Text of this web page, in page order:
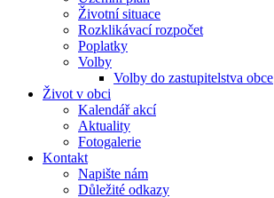
Životní situace
Rozklikávací rozpočet
Poplatky
Volby
Volby do zastupitelstva obce
Život v obci
Kalendář akcí
Aktuality
Fotogalerie
Kontakt
Napište nám
Důležité odkazy